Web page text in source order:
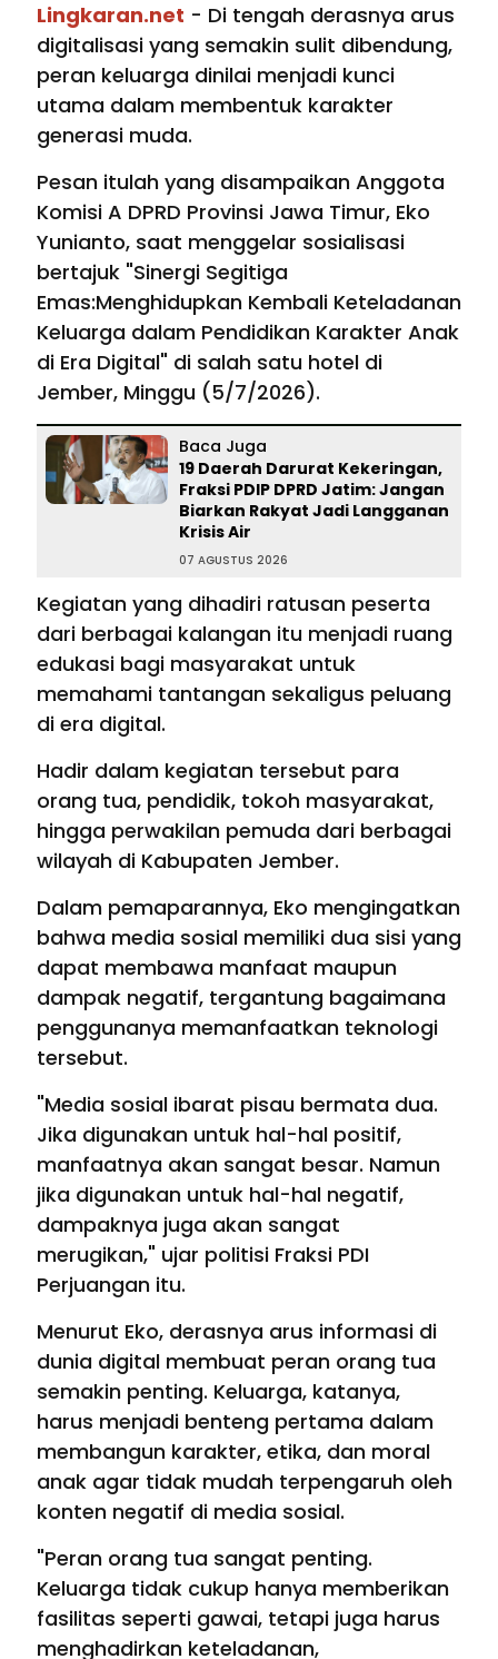
Lingkaran.net - Di tengah derasnya arus
digitalisasi yang semakin sulit dibendung,
peran keluarga dinilai menjadi kunci
utama dalam membentuk karakter
generasi muda.
Pesan itulah yang disampaikan Anggota
Komisi A DPRD Provinsi Jawa Timur, Eko
Yunianto, saat menggelar sosialisasi
bertajuk "Sinergi Segitiga
Emas:Menghidupkan Kembali Keteladanan
Keluarga dalam Pendidikan Karakter Anak
di Era Digital" di salah satu hotel di
Jember, Minggu (5/7/2026).
Baca Juga
19 Daerah Darurat Kekeringan,
Fraksi PDIP DPRD Jatim: Jangan
Biarkan Rakyat Jadi Langganan
Krisis Air
07 AGUSTUS 2026
Kegiatan yang dihadiri ratusan peserta
dari berbagai kalangan itu menjadi ruang
edukasi bagi masyarakat untuk
memahami tantangan sekaligus peluang
di era digital.
Hadir dalam kegiatan tersebut para
orang tua, pendidik, tokoh masyarakat,
hingga perwakilan pemuda dari berbagai
wilayah di Kabupaten Jember.
Dalam pemaparannya, Eko mengingatkan
bahwa media sosial memiliki dua sisi yang
dapat membawa manfaat maupun
dampak negatif, tergantung bagaimana
penggunanya memanfaatkan teknologi
tersebut.
"Media sosial ibarat pisau bermata dua.
Jika digunakan untuk hal-hal positif,
manfaatnya akan sangat besar. Namun
jika digunakan untuk hal-hal negatif,
dampaknya juga akan sangat
merugikan," ujar politisi Fraksi PDI
Perjuangan itu.
Menurut Eko, derasnya arus informasi di
dunia digital membuat peran orang tua
semakin penting. Keluarga, katanya,
harus menjadi benteng pertama dalam
membangun karakter, etika, dan moral
anak agar tidak mudah terpengaruh oleh
konten negatif di media sosial.
"Peran orang tua sangat penting.
Keluarga tidak cukup hanya memberikan
fasilitas seperti gawai, tetapi juga harus
menghadirkan keteladanan,